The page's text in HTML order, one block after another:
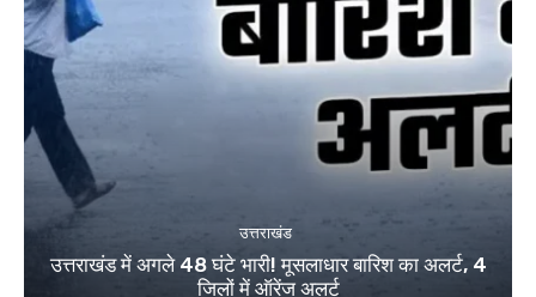
उत्तराखंड
उत्तराखंड में अगले 48 घंटे भारी! मूसलाधार बारिश का अलर्ट, 4
जिलों में ऑरेंज अलर्ट